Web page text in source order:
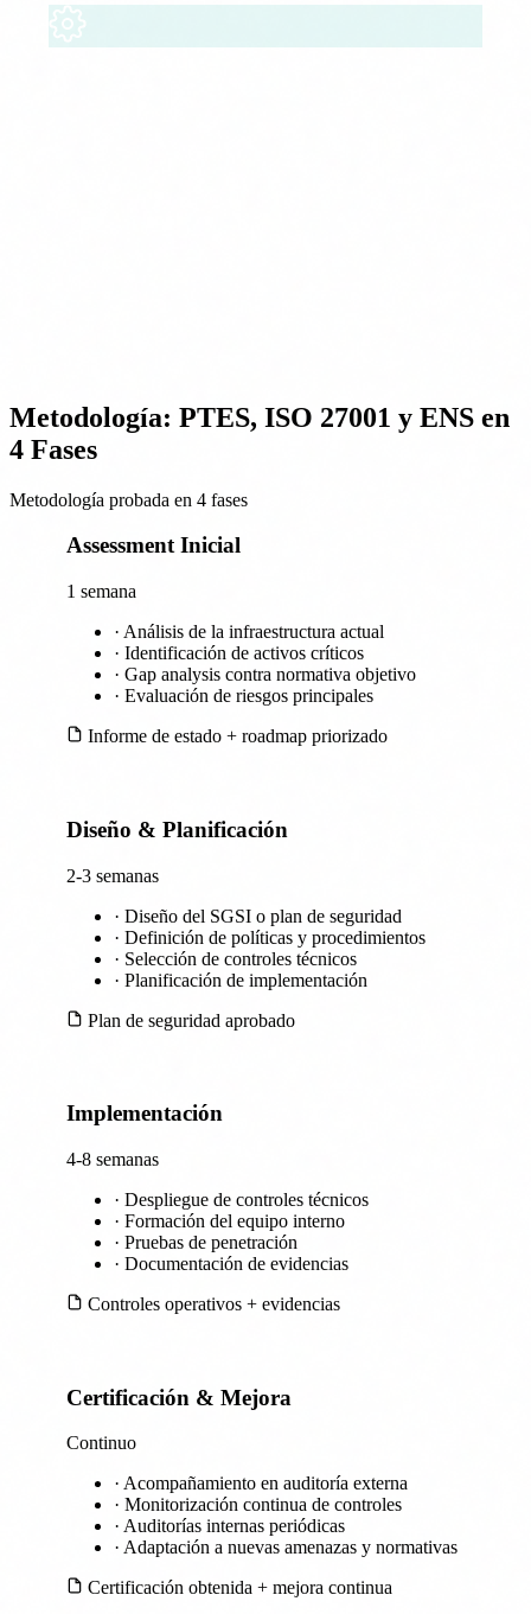
Metodología: PTES, ISO 27001 y ENS en
4 Fases
Metodología probada en 4 fases
Assessment Inicial
1 semana
· Análisis de la infraestructura actual
· Identificación de activos críticos
· Gap analysis contra normativa objetivo
· Evaluación de riesgos principales
Informe de estado + roadmap priorizado
Diseño & Planificación
2-3 semanas
· Diseño del SGSI o plan de seguridad
· Definición de políticas y procedimientos
· Selección de controles técnicos
· Planificación de implementación
Plan de seguridad aprobado
Implementación
4-8 semanas
· Despliegue de controles técnicos
· Formación del equipo interno
· Pruebas de penetración
· Documentación de evidencias
Controles operativos + evidencias
Certificación & Mejora
Continuo
· Acompañamiento en auditoría externa
· Monitorización continua de controles
· Auditorías internas periódicas
· Adaptación a nuevas amenazas y normativas
Certificación obtenida + mejora continua